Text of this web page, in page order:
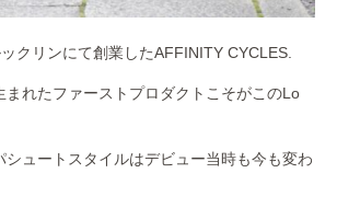
クリンにて創業したAFFINITY CYCLES.
まれたファーストプロダクトこそがこのLo
シュートスタイルはデビュー当時も今も変わ